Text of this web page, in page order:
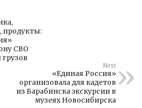
продукты:
СВО
Next
«Единая Россия»
организовала для кадетов
из Барабинска экскурсии в
музеях Новосибирска